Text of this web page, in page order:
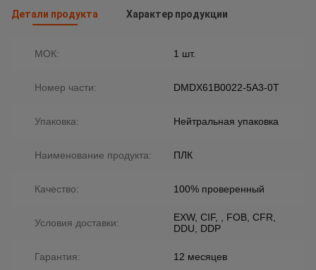
Детали продукта Характер продукции
МОК: 1 шт.
Номер части: DMDX61B0022-5A3-0T
Упаковка: Нейтральная упаковка
Наименование продукта: ПЛК
Качество: 100% проверенный
Условия доставки:
EXW, CIF, , FOB, CFR,
DDU, DDP
Гарантия: 12 месяцев